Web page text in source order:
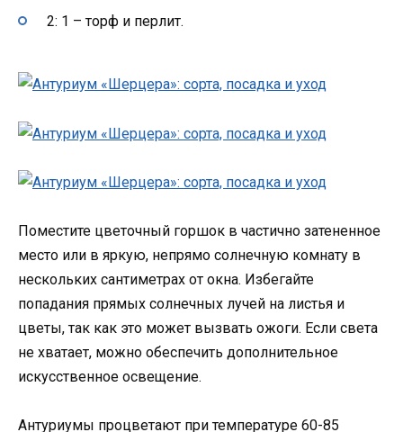
2: 1 – торф и перлит.
Поместите цветочный горшок в частично затененное
место или в яркую, непрямо солнечную комнату в
нескольких сантиметрах от окна. Избегайте
попадания прямых солнечных лучей на листья и
цветы, так как это может вызвать ожоги. Если света
не хватает, можно обеспечить дополнительное
искусственное освещение.
Антуриумы процветают при температуре 60-85